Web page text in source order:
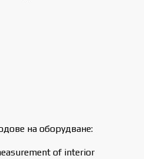
на оборудване:
of interior